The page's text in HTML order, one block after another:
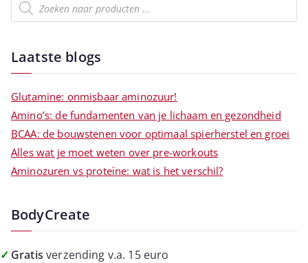
Laatste blogs
Glutamine: onmisbaar aminozuur!
Amino’s: de fundamenten van je lichaam en gezondheid
BCAA: de bouwstenen voor optimaal spierherstel en groei
Alles wat je moet weten over pre-workouts
Aminozuren vs proteïne: wat is het verschil?
BodyCreate
Gratis verzending v.a. 15 euro